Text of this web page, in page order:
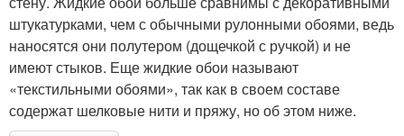
штукатурками, чем с обычными рулонными обоями, ведь
наносятся они полутером (дощечкой с ручкой) и не
имеют стыков. Еще жидкие обои называют
«текстильными обоями», так как в своем составе
содержат шелковые нити и пряжу, но об этом ниже.